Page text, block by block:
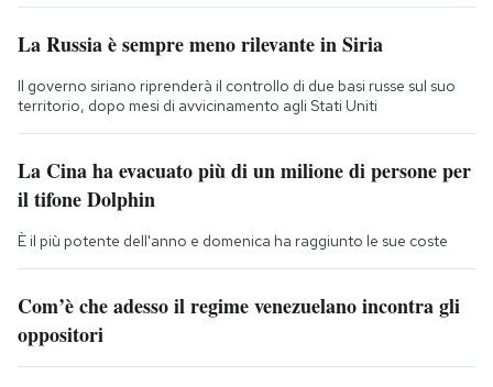
La Russia è sempre meno rilevante in Siria
Il governo siriano riprenderà il controllo di due basi russe sul suo
territorio, dopo mesi di avvicinamento agli Stati Uniti
La Cina ha evacuato più di un milione di persone per
il tifone Dolphin
È il più potente dell'anno e domenica ha raggiunto le sue coste
Com’è che adesso il regime venezuelano incontra gli
oppositori